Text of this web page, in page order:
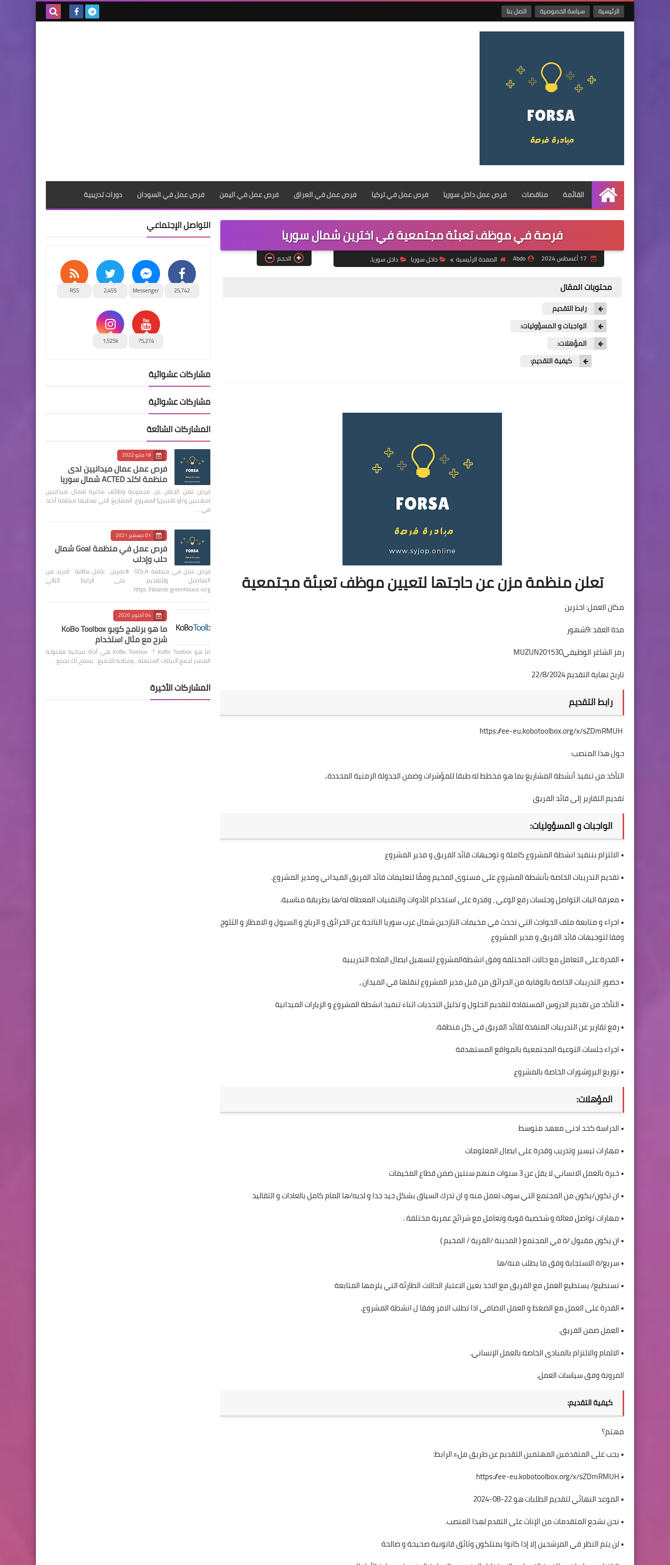
الرئيسية سياسة الخصوصية اتصل بنا
الرئيسية
القائمة مناقصات فرص عمل داخل سوريا فرص عمل في تركيا فرص عمل في العراق فرص عمل في اليمن فرص عمل في السودان دورات تدريبية
فرصة في موظف تعبئة مجتمعية في اخترين شمال سوريا
Abdo الصفحة الرئيسية داخل سوريا داخل سوريا، الحجم
محتويات المقال
رابط التقديم
الواجبات و المسؤوليات:
المؤهلات:
كيفية التقديم:
تعلن منظمة مزن عن حاجتها لتعيين موظف تعبئة مجتمعية
مكان العمل: اخترين
مدة العقد :9شهور
رمز الشاغر الوظيفيMUZUN201530
تاريخ نهاية التقديم 22/8/2024
رابط التقديم
https://ee-eu.kobotoolbox.org/x/sZDmRMUH
حول هذا المنصب:
التأكد من تنفيذ أنشطة المشاريع بما هو مخطط له طبقا للمؤشرات وضمن الجدولة الزمنية المحددة..
تقديم التقارير إلى قائد الفريق
الواجبات و المسؤوليات:
• الالتزام بتنفيذ انشطة المشروع كاملة و توجيهات قائد الفريق و مدير المشروع
• تقديم التدريبات الخاصة بأنشطة المشروع على مستوى المخيم وفقًا لتعليمات قائد الفريق الميداني ومدير المشروع.
• معرفة اليات التواصل وجلسات رفع الوعي ، وقدرة على استخدام الأدوات والتقنيات المعطاة له/ها بطريقة مناسبة.
• اجراء و متابعة ملف الحوادث التي تحدث في مخيمات النازحين شمال غرب سوريا الناتجة عن الحرائق و الرياح و السيول و الامطار و الثلوج
وفقا لتوجيهات قائد الفريق و مدير المشروع
• القدرة على التعامل مع حالات المختلفة وفق انشطةالمشروع لتسهيل ايصال المادة التدريبية
• حضور التدريبات الخاصة بالوقاية من الحرائق من قبل مدير المشروع لنقلها في الميدان ,
• التأكد من تقديم الدروس المستفادة لتقديم الحلول و تذليل التحديات اثناء تنفيذ انشطة المشروع و الزيارات الميدانية
• رفع تقارير عن التدريبات المنفذة لقائد الفريق في كل منطقة.
• اجراء جلسات التوعية المجتمعية بالمواقع المستهدفة
• توزيع البروشورات الخاصة بالمشروع
المؤهلات:
• الدراسة كحد ادنى معهد متوسط
• مهارات تيسير وتدريب وقدرة على ايصال المعلومات
• خبرة بالعمل الانساني لا يقل عن 3 سنوات منهم سنتين ضمن قطاع المخيمات
• ان تكون/يكون من المجتمع التي سوف تعمل منه و ان تدرك السياق بشكل جيد جدا و لديه/ها المام كامل بالعادات و التقاليد
• مهارات تواصل فعالة و شخصية قوية وتعامل مع شرائح عمرية مختلفة .
• ان يكون مقبول /ة في المجتمع ( المدينة /القرية / المخيم )
• سريع/ة الاستجابة وفق ما يطلب منه/ها
• تستطيع/ يستطيع العمل مع الفريق مع الاخذ بعين الاعتبار الحالات الطارئة التي يلزمها المتابعة
• القدرة على العمل مع الضغط و العمل الاضافي اذا تطلب الامر وفقا ل انشطة المشروع.
• العمل ضمن الفريق.
• الالمام والالتزام بالمبادى الخاصة بالعمل الإنساني.
المرونة وفق سياسات العمل.
كيفية التقديم:
مهتم؟
• يجب على المتقدمين المهتمين التقديم عن طريق ملء الرابط:
•
https://ee-eu.kobotoolbox.org/x/sZDmRMUH
• الموعد النهائي لتقديم الطلبات هو 22-08-2024
• نحن نشجع المتقدمات من الإناث على التقدم لهذا المنصب.
• لن يتم النظر في المرشحين إلا إذا كانوا يمتلكون وثائق قانونية صحيحة و صالحة
التواصل الإجتماعي
25,742
Messenger
2,455
RSS
75,274
1,525k
مشاركات عشوائية
مشاركات عشوائية
المشاركات الشائعة
19 مايو 2022
فرص عمل عمال ميدانيين لدى
منظمة اكتد ACTED شمال سوريا
فرص عمل الإعلان عن مجموعة وظائف شاغرة لعمال ميدانيين
(مهنيين و/أو تقنيين) المشروع: المشاريع التي تغطيها منظمة أكتد
في …
01 ديسمبر 2021
فرص عمل في منظمة Goal شمال
حلب وإدلب
فرص عمل في منظمة GOLA #عفرين عامل نظافة لمزيد من
التفاصيل وللتقديم على الرابط التالي
https://boards.greenhouse.io/g…
04 أكتوبر 2020
ما هو برنامج كوبو KoBo Toolbox
شرح مع مثال استخدام
ما هو KoBo Toolbox ؟ KoBo Toolbox هي أداة مجانية مفتوحة
المصدر لجمع البيانات المتنقلة ، ومتاحة للجميع. يسمح لك بجمع …
المشاركات الأخيرة